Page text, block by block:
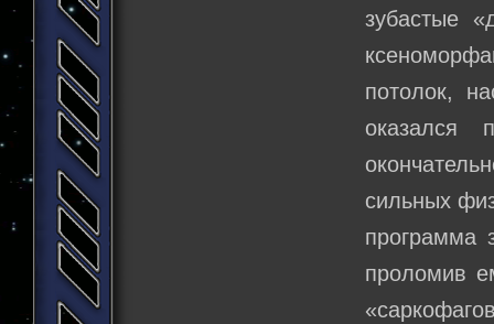
зубастые
потолок,
оказался
сильных
программа
проломив